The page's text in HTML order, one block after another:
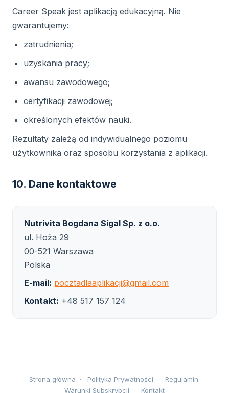
Career Speak jest aplikacją edukacyjną. Nie
gwarantujemy:
zatrudnienia;
uzyskania pracy;
awansu zawodowego;
certyfikacji zawodowej;
określonych efektów nauki.
Rezultaty zależą od indywidualnego poziomu
użytkownika oraz sposobu korzystania z aplikacji.
10. Dane kontaktowe
Nutrivita Bogdana Sigal Sp. z o.o.
ul. Hoża 29
00-521 Warszawa
Polska
E-mail: pocztadlaaplikacji@gmail.com
Kontakt: +48 517 157 124
Strona główna · Polityka Prywatności · Regulamin
·
Warunki Subskrypcji
· Kontakt